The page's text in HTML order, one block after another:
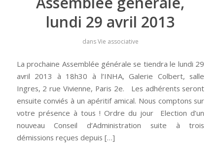
lundi 29 avril 2013
dansVie associative
La prochaine Assemblée générale se tiendra le lundi 29
avril 2013 à 18h30 à l’INHA, Galerie Colbert, salle
Ingres, 2 rue Vivienne, Paris 2e. Les adhérents seront
ensuite conviés à un apéritif amical. Nous comptons sur
votre présence à tous ! Ordre du jour Election d’un
nouveau Conseil d’Administration suite à trois
démissions reçues depuis […]